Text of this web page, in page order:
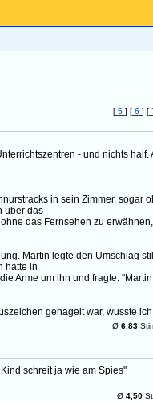
[ 5 ] [ 6 ] [
- und nichts half.
in sein Zimmer, sogar
über das
das Fernsehen zu
Martin legte den Umschlag
hatte in
Arme um ihn und fragte:
genagelt war, wusste
Ø 6,83
schreit ja wie am Spies"
Ø 4,50